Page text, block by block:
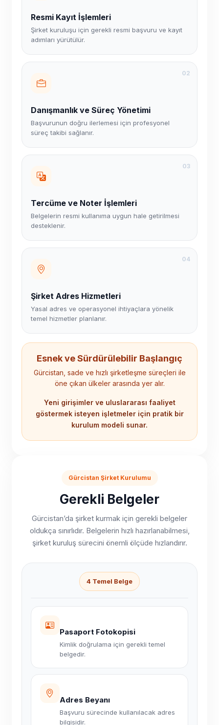
Resmi Kayıt İşlemleri
Şirket kuruluşu için gerekli resmi başvuru ve kayıt
adımları yürütülür.
02
Danışmanlık ve Süreç Yönetimi
Başvurunun doğru ilerlemesi için profesyonel
süreç takibi sağlanır.
03
Tercüme ve Noter İşlemleri
Belgelerin resmi kullanıma uygun hale getirilmesi
desteklenir.
04
Şirket Adres Hizmetleri
Yasal adres ve operasyonel ihtiyaçlara yönelik
temel hizmetler planlanır.
Esnek ve Sürdürülebilir Başlangıç
Gürcistan, sade ve hızlı şirketleşme süreçleri ile
öne çıkan ülkeler arasında yer alır.
Yeni girişimler ve uluslararası faaliyet
göstermek isteyen işletmeler için pratik bir
kurulum modeli sunar.
Gürcistan Şirket Kurulumu
Gerekli Belgeler
Gürcistan’da şirket kurmak için gerekli belgeler
oldukça sınırlıdır. Belgelerin hızlı hazırlanabilmesi,
şirket kuruluş sürecini önemli ölçüde hızlandırır.
4 Temel Belge
Pasaport Fotokopisi
Kimlik doğrulama için gerekli temel
belgedir.
Adres Beyanı
Başvuru sürecinde kullanılacak adres
bilgisidir.